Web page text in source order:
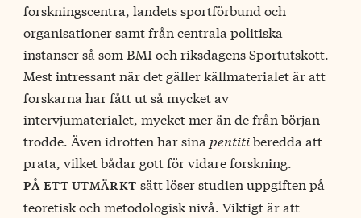
forskningscentra, landets sportförbund och
organisationer samt från centrala politiska
instanser så som BMI och riksdagens Sportutskott.
Mest intressant när det gäller källmaterialet är att
forskarna har fått ut så mycket av
intervjumaterialet, mycket mer än de från början
trodde. Även idrotten har sina pentitiberedda att
prata, vilket bådar gott för vidare forskning.
på ett utmärkt sätt löser studien uppgiften på
teoretisk och metodologisk nivå. Viktigt är att